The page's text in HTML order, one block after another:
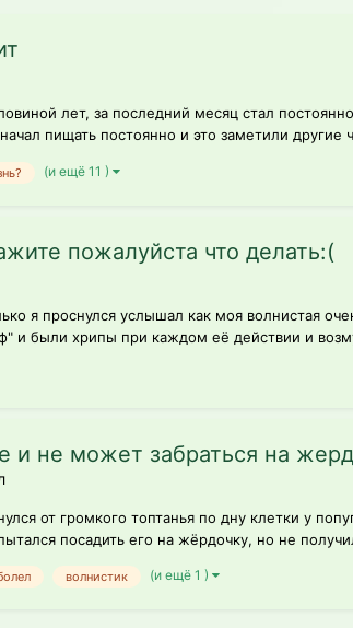
лет, за последний месяц стал
пищать постоянно и это заметили
(и ещё 11 )
пожалуйста что делать:(
я проснулся услышал как моя волнистая
и были хрипы при каждом её действии и
и не может забраться на
от громкого топтанья по дну клетки у
посадить его на жёрдочку, но не
волнистик (и ещё 1 )